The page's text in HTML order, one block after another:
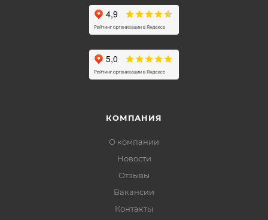
КОМПАНИЯ
О компании
Новости
Отзывы
Вакансии
Контакты